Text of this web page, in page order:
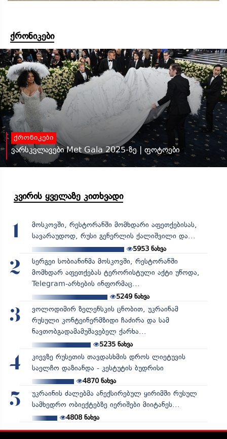
ქრონიკები
ქრონიკები
ვარსკვლავები Met Gala 2025-ზე | ფოტოები
კვირის ყველაზე კითხვადი
1
მოსკოვში, რესტორანში მომხდარი აფეთქებისას,
სავარაუდოდ, რუსი გენერლის ქალიშვილი და...
5953 ნახვა
2
სერგეი სობიანინმა მოსკოვში, რესტორანში
მომხდარ აფეთქებას ტერორისტული აქტი უწოდა,
Telegram-არხების ინფორმაც...
5249ნახვა
3
ვოლოდიმირ ზელენსკის ცნობით, უკრაინამ
რუსული კონტეინერმზიდი ჩაძირა და სამ
ნავთობგადამამუშავებელ ქარხა...
5235ნახვა
4
კიევზე რუსეთის თავდასხმის დროს ლიეტუვის
საელჩო დაზიანდა - კესტუტის ბუდრისი
4870ნახვა
5
უკრაინის ძალებმა ანექსირებულ ყირიმში რუსულ
სამხედრო ობიექტებზე იერიშები მიიტანეს...
4808ნახვა